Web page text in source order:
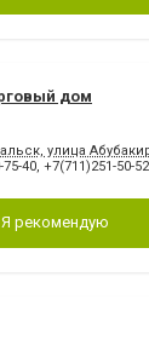
дом
улица
75-40, +7(711)251-50-52
Я рекомендую